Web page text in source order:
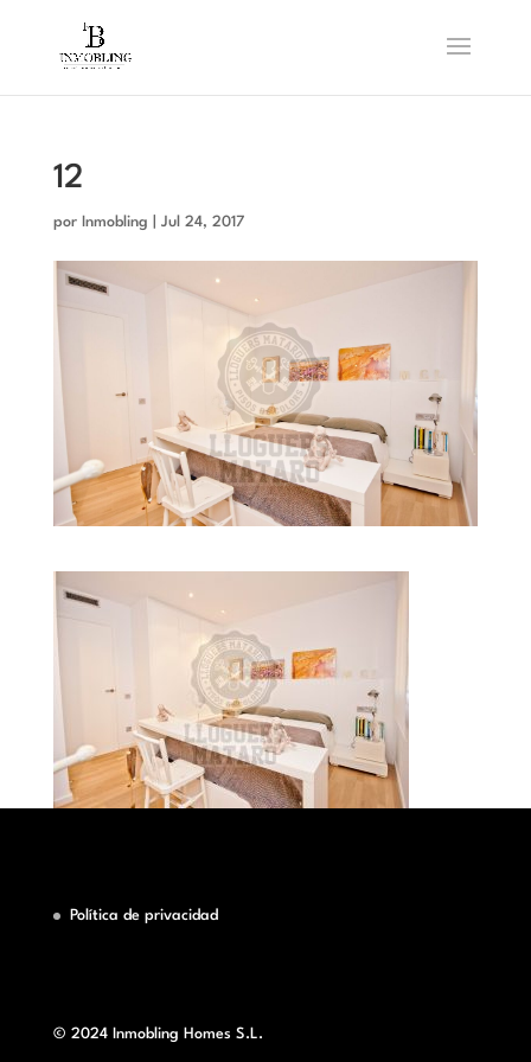
12
por Inmobling Jul 24, 2017
Política de privacidad
© 2024 Inmobling Homes S.L.